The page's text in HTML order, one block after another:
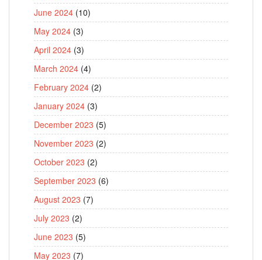
June 2024 (10)
May 2024 (3)
April 2024 (3)
March 2024 (4)
February 2024 (2)
January 2024 (3)
December 2023 (5)
November 2023 (2)
October 2023 (2)
September 2023 (6)
August 2023 (7)
July 2023 (2)
June 2023 (5)
May 2023 (7)